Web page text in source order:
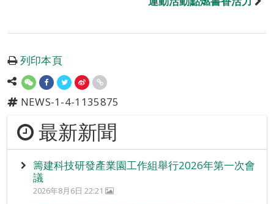
列印本頁
NEWS-1-4-1135875
最新新聞
籌建科技研發產業園工作組舉行2026年第一次會
議
2026年8月6日 22:21